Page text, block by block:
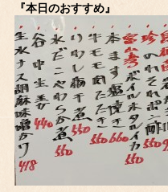
『本日のおすすめ』